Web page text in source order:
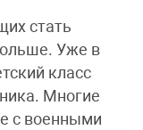
стать
Уже в
класс
Многие
с военными